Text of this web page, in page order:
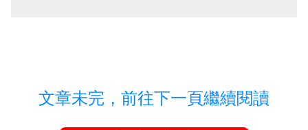
文章未完，前往下一頁繼續閱讀